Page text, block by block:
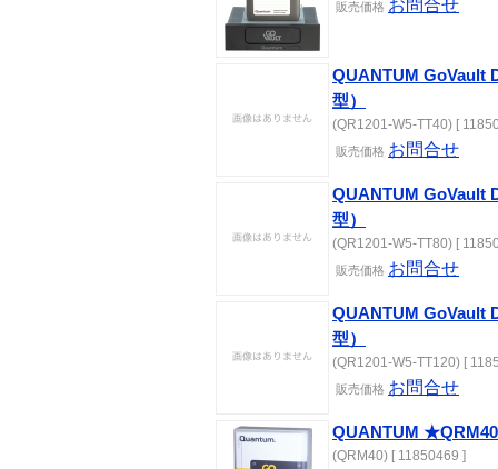
販売価格 お問合せ
QUANTUM GoVault
型）
(QR1201-W5-TT40) [
販売価格 お問合せ
QUANTUM GoVault
型）
(QR1201-W5-TT80) [
販売価格 お問合せ
QUANTUM GoVault
型）
(QR1201-W5-TT120) [
販売価格 お問合せ
QUANTUM ★QRM40
(QRM40) [ 11850469 ]